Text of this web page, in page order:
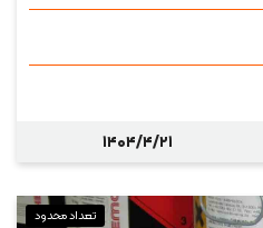
۱۴۰۴/۴/۲۱
تعداد محدود